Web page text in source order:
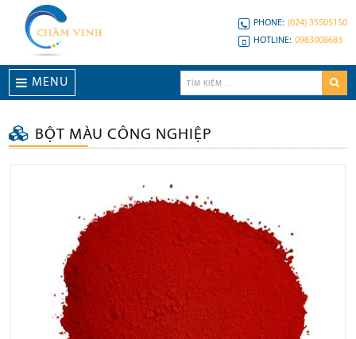
PHONE: (024) 35505150
HOTLINE: 0983008683
MENU
BỘT MÀU CÔNG NGHIỆP